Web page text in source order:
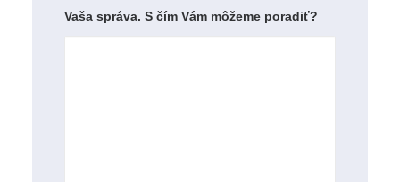
Vaša správa. S čím Vám môžeme poradiť?